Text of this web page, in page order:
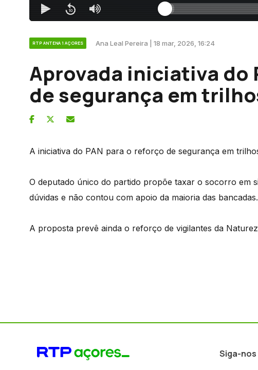
RTP ANTENA 1 AÇORES Ana Leal Pereira | 18 mar, 2026, 16:24
Aprovada iniciativa do
de segurança em
A iniciativa do PAN para o reforço de segurança em
O deputado único do partido propõe taxar o socorro em
dúvidas e não contou com apoio da maioria das bancadas.
A proposta prevê ainda o reforço de vigilantes da
Siga-